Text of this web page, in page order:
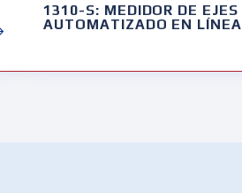
1310-S: MEDIDOR DE EJES
AUTOMATIZADO EN LÍNEA